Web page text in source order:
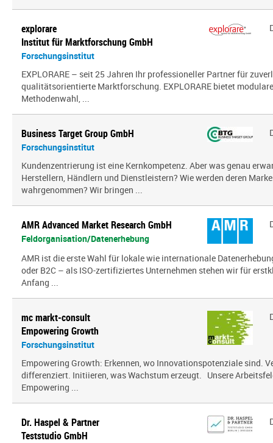
explorare
Institut für Marktforschung GmbH
Forschungsinstitut
EXPLORARE – seit 25 Jahren Ihr professioneller Partner für
qualitätsorientierte Marktforschung. EXPLORARE bietet
Methodenwahl, ...
Business Target Group GmbH
Forschungsinstitut
Kundenzentrierung ist eine Kernkompetenz. Aber was genau
Herstellern, Händlern und Dienstleistern? Wie werden deren
wahrgenommen? Wir bringen ...
AMR Advanced Market Research GmbH
Feldorganisation/Datenerhebung
AMR ist die erste Wahl für lokale wie internationale
oder B2C – als ISO-zertifiziertes Unternehmen stehen wir für
Anfang ...
mc markt-consult
Empowering Growth
Forschungsinstitut
Empowering Growth: Erkennen, wo Innovationspotenziale sind.
differenziert. Initiieren, was Wachstum erzeugt. Unsere
Empowering ...
Dr. Haspel & Partner
Teststudio GmbH